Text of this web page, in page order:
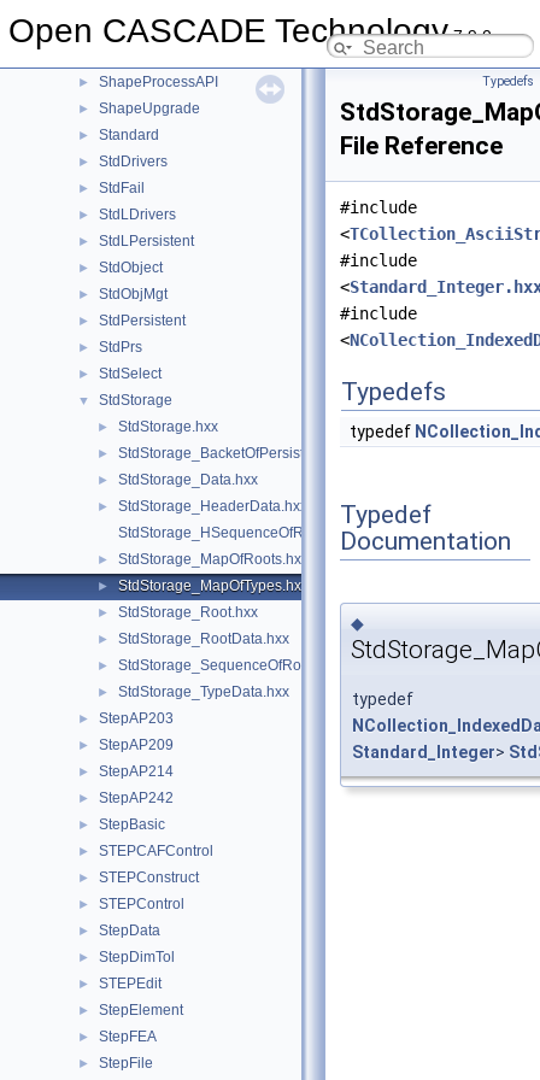
Open CASCADE Technology7.9.0
► ShapePersistent
► ShapeProcessAPI
► ShapeUpgrade
► Standard
► StdDrivers
► StdFail
► StdLDrivers
► StdLPersistent
► StdObject
► StdObjMgt
► StdPersistent
► StdPrs
► StdSelect
▼ StdStorage
► StdStorage.hxx
► StdStorage_BacketOfPersistent.hxx
► StdStorage_Data.hxx
►
StdStorage_HeaderData.hxx
StdStorage_HSequenceOfRoots.hxx
► StdStorage_MapOfRoots.hxx
► StdStorage_MapOfTypes.hxx
► StdStorage_Root.hxx
► StdStorage_RootData.hxx
► StdStorage_SequenceOfRoots.hxx
► StdStorage_TypeData.hxx
► StepAP203
► StepAP209
► StepAP214
► StepAP242
► StepBasic
► STEPCAFControl
► STEPConstruct
► STEPControl
► StepData
► StepDimTol
► STEPEdit
► StepElement
► StepFEA
► StepFile
Typedefs
File Reference
#include
<
#include
<
#include
<
Typedefs
typedef
Typedef
Documentation
◆
typedef
Standard_Integer>